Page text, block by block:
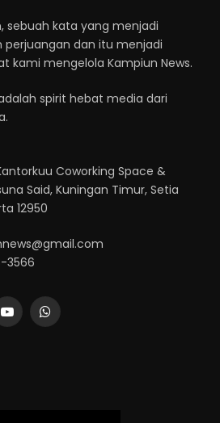
sebuah kata yang menjadi
perjuangan dan itu menjadi
kami mengelola Kampiun News.
spirit hebat media dari
Coworking Space &
Said, Kuningan Timur, Setia
12950
3566
YouTubeWhatsApp